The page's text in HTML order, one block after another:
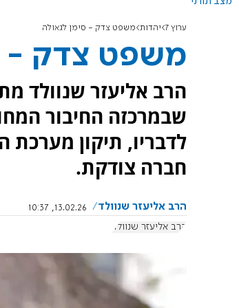
ערוץ 7 יהדות משפט צדק - סימן לגאולה
משפט צדק -
הרב אליעזר שנוולד
שבמרכזה החיבור
לדבריו, תיקון מערכת
חברה צודקת.
הרב אליעזר שנוולד
13.02.26, 10:37
הרב אליעזר שנוולד